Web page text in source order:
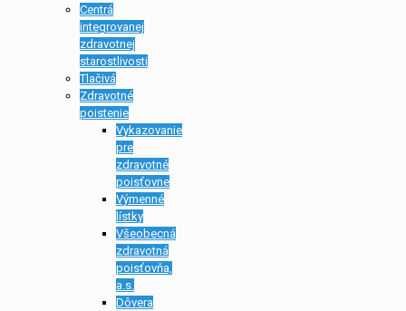
Centrá
integrovanej
zdravotnej
starostlivosti
Tlačivá
Zdravotné
poistenie
Vykazovanie
pre
zdravotné
poisťovne
Výmenné
lístky
Všeobecná
zdravotná
poisťovňa,
a.s.
Dôvera